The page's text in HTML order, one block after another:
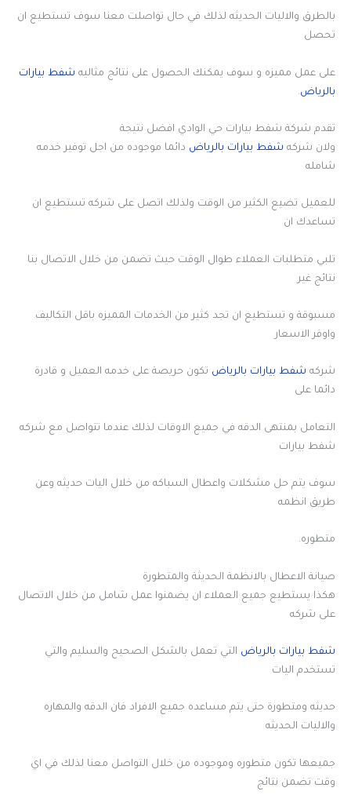
بالطرق والاليات الحديثه لذلك في حال تواصلت معنا سوف تستطيع ان
تحصل
على عمل مميزه و سوف يمكنك الحصول على نتائج مثاليه شفط بيارات
بالرياض.
تقدم شركة شفط بيارات حي الوادي افضل نتيجة
ولان شركه شفط بيارات بالرياض دائما موجوده من اجل توفير خدمه
شامله
للعميل تضيع الكثير من الوقت ولذلك اتصل على شركه تستطيع ان
تساعدك ان
تلبي متطلبات العملاء طوال الوقت حيث تضمن من خلال الاتصال بنا
نتائج غير
مسبوقة و تستطيع ان تجد كثير من الخدمات المميزه باقل التكاليف
واوفر الاسعار
شركه شفط بيارات بالرياض تكون حريصة على خدمه العميل و قادرة
دائما على
التعامل بمنتهى الدقه في جميع الاوقات لذلك عندما تتواصل مع شركه
شفط بيارات
سوف يتم حل مشكلات واعطال السباكه من خلال اليات حديثه وعن
طريق انظمه
متطوره.
صيانة الاعطال بالانظمة الحديثة والمتطورة
هكذا يستطيع جميع العملاء ان يضمنوا عمل شامل من خلال الاتصال
على شركه
شفط بيارات بالرياض التي تعمل بالشكل الصحيح والسليم والتي
تستخدم اليات
حديثه ومتطورة حتى يتم مساعده جميع الافراد فان الدقه والمهاره
والاليات الحديثه
جميعها تكون متطوره وموجوده من خلال التواصل معنا لذلك في اي
وقت تضمن نتائج